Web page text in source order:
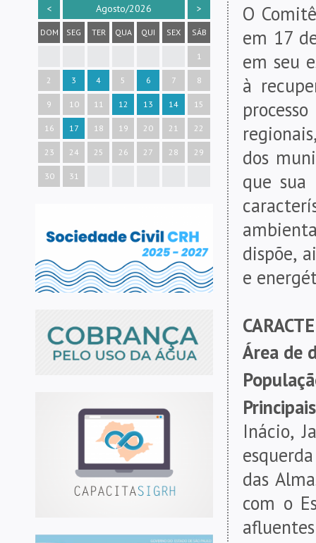
< Agosto/2026 >
DOM SEG TER QUA QUI SEX SÁB
1
2 3 4 5 6 7 8
9 10 11 12 13 14 15
16 17 18 19 20 21 22
23 24 25 26 27 28 29
30 31
O
em 17
em seu
à
dos
que sua
dispõe,
e
Área de
Inácio,
das
com o